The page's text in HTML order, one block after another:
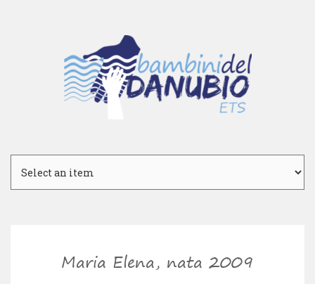
Maria Elena, nata 2009